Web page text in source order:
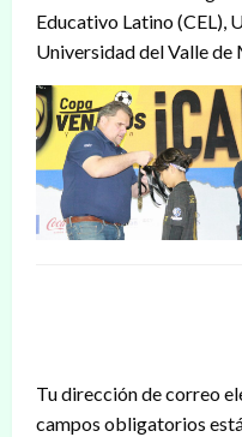
Educativo Latino (CEL),
Universidad del Valle
Tu dirección de correo
campos obligatorios